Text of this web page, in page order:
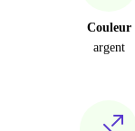
Couleur
argent